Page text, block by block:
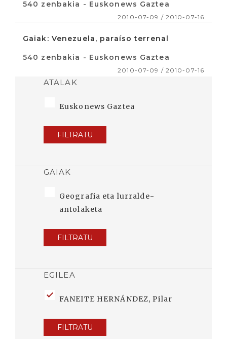
540 zenbakia - Euskonews Gaztea
2010-07-09 / 2010-07-16
Gaiak: Venezuela, paraíso terrenal
540 zenbakia - Euskonews Gaztea
2010-07-09 / 2010-07-16
ATALAK
Euskonews Gaztea
FILTRATU
GAIAK
Geografia eta lurralde-
antolaketa
FILTRATU
EGILEA
FANEITE HERNÁNDEZ, Pilar
FILTRATU